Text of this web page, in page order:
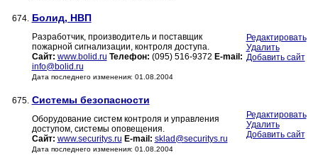
674. Болид, НВП
Разработчик, производитель и поставщик
пожарной сигнализации, контроля доступа.
Сайт: www.bolid.ru Телефон: (095) 516-9372 E-mail:
info@bolid.ru
Дата последнего изменения: 01.08.2004
Редактировать
Удалить
Добавить сайт
675. Системы безопасности
Оборудование систем контроля и управления
доступом, системы оповещения.
Сайт: www.securitys.ru E-mail: sklad@securitys.ru
Дата последнего изменения: 01.08.2004
Редактировать
Удалить
Добавить сайт